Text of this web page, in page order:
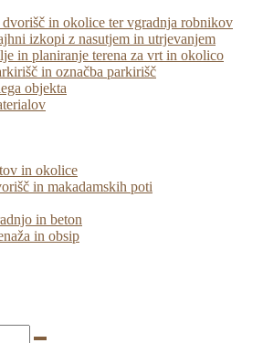
in okolice ter vgradnja robnikov
izkopi z nasutjem in utrjevanjem
in planiranje terena za vrt in okolico
in označba parkirišč
objekta
in okolice
in makadamskih poti
in beton
in obsip